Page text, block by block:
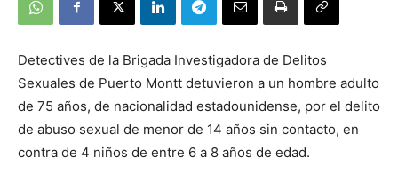
Detectives de la Brigada Investigadora de Delitos
Sexuales de Puerto Montt detuvieron a un hombre adulto
de 75 años, de nacionalidad estadounidense, por el delito
de abuso sexual de menor de 14 años sin contacto, en
contra de 4 niños de entre 6 a 8 años de edad.